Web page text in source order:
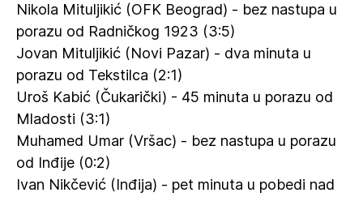
Nikola Mituljikić (OFK Beograd) - bez nastupa u
porazu od Radničkog 1923 (3:5)
Jovan Mituljikić (Novi Pazar) - dva minuta u
porazu od Tekstilca (2:1)
Uroš Kabić (Čukarički) - 45 minuta u porazu od
Mladosti (3:1)
Muhamed Umar (Vršac) - bez nastupa u porazu
od Inđije (0:2)
Ivan Nikčević (Inđija) - pet minuta u pobedi nad